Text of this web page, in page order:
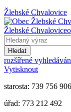
Žlebské Chvalovice
Žlebské Chvalovice
Hledat
rozšířené
Vytisknout
starosta: 739 756 906
úřad: 773 212 492